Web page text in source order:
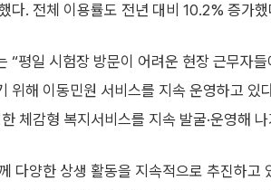
다. 전체 이용률도 전년 대비 10.2% 증가했
“평일 시험장 방문이 어려운 현장 근무자
위해 이동민원 서비스를 지속 운영하고 있
체감형 복지서비스를 지속 발굴·운영해
다양한 상생 활동을 지속적으로 추진하고